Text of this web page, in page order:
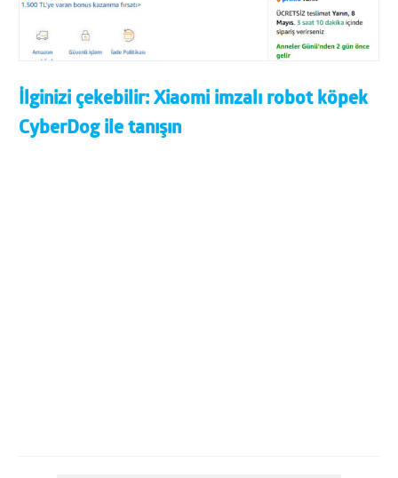
İlginizi çekebilir:Xiaomi imzalı robot köpek
CyberDog ile tanışın